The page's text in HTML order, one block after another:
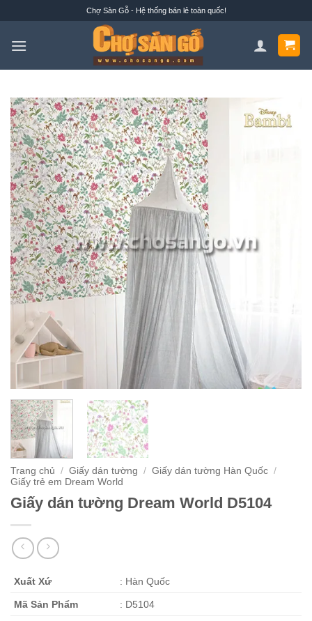
nội
Chợ Sàn Gỗ - Hệ thống bán lẻ toàn quốc!
Trang chủ / Giấy dán tường / Giấy dán tường Hàn Quốc /
Giấy trẻ em Dream World
Giấy dán tường Dream World D5104
Xuất Xứ : Hàn Quốc
Mã Sản Phẩm : D5104